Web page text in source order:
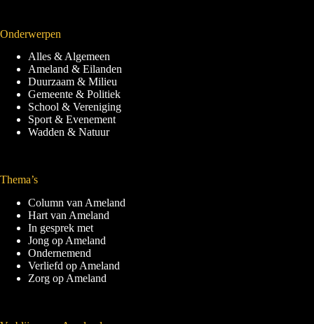
Onderwerpen
Alles & Algemeen
Ameland & Eilanden
Duurzaam & Milieu
Gemeente & Politiek
School & Vereniging
Sport & Evenement
Wadden & Natuur
Thema’s
Column van Ameland
Hart van Ameland
In gesprek met
Jong op Ameland
Ondernemend
Verliefd op Ameland
Zorg op Ameland